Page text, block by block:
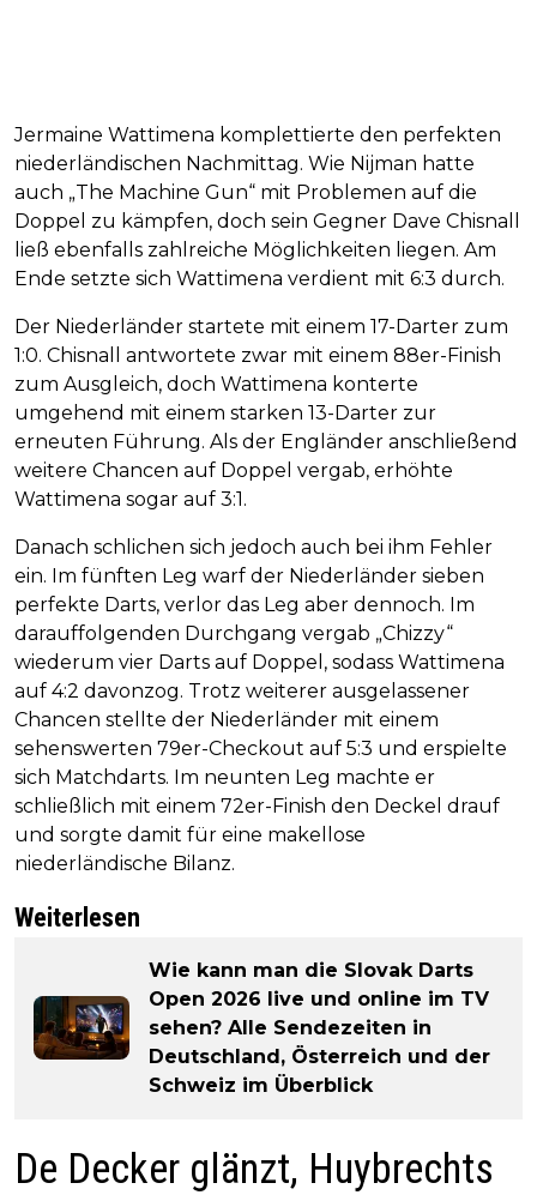
Jermaine Wattimena komplettierte den perfekten
niederländischen Nachmittag. Wie Nijman hatte
auch „The Machine Gun“ mit Problemen auf die
Doppel zu kämpfen, doch sein Gegner Dave Chisnall
ließ ebenfalls zahlreiche Möglichkeiten liegen. Am
Ende setzte sich Wattimena verdient mit 6:3 durch.
Der Niederländer startete mit einem 17-Darter zum
1:0. Chisnall antwortete zwar mit einem 88er-Finish
zum Ausgleich, doch Wattimena konterte
umgehend mit einem starken 13-Darter zur
erneuten Führung. Als der Engländer anschließend
weitere Chancen auf Doppel vergab, erhöhte
Wattimena sogar auf 3:1.
Danach schlichen sich jedoch auch bei ihm Fehler
ein. Im fünften Leg warf der Niederländer sieben
perfekte Darts, verlor das Leg aber dennoch. Im
darauffolgenden Durchgang vergab „Chizzy“
wiederum vier Darts auf Doppel, sodass Wattimena
auf 4:2 davonzog. Trotz weiterer ausgelassener
Chancen stellte der Niederländer mit einem
sehenswerten 79er-Checkout auf 5:3 und erspielte
sich Matchdarts. Im neunten Leg machte er
schließlich mit einem 72er-Finish den Deckel drauf
und sorgte damit für eine makellose
niederländische Bilanz.
Weiterlesen
Wie kann man die Slovak Darts
Open 2026 live und online im TV
sehen? Alle Sendezeiten in
Deutschland, Österreich und der
Schweiz im Überblick
De Decker glänzt, Huybrechts